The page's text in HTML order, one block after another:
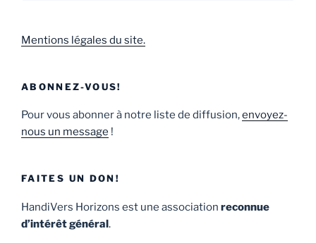
Mentions légales du site.
ABONNEZ-VOUS!
Pour vous abonner à notre liste de diffusion,envoyez-
nous un message !
FAITES UN DON!
HandiVers Horizons est une association reconnue
d’intérêt général.